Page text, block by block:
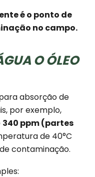
é o ponto de
no campo.
O ÓLEO
absorção de
por exemplo,
340 ppm (partes
de 40°C
contaminação.